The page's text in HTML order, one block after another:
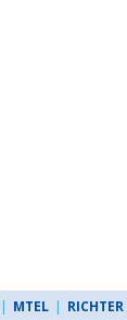
| MTEL | RICHTER